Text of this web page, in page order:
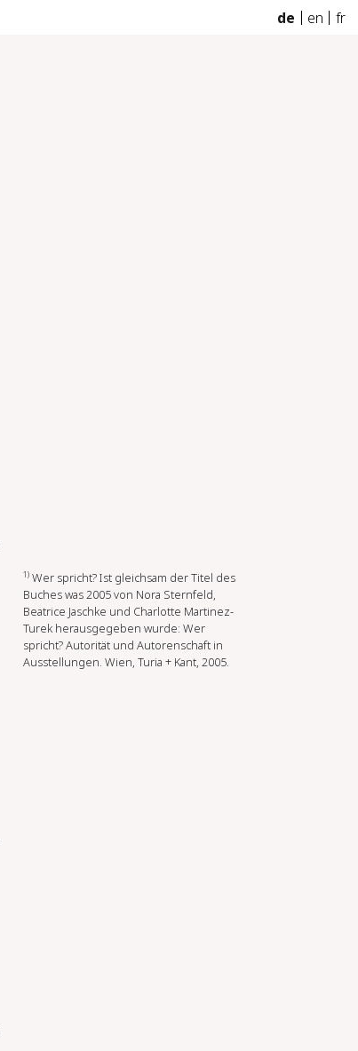
de en fr
1) Wer spricht? Ist gleichsam der Titel des
Buches was 2005 von Nora Sternfeld,
Beatrice Jaschke und Charlotte Martinez-
Turek herausgegeben wurde: Wer
spricht? Autorität und Autorenschaft in
Ausstellungen. Wien, Turia + Kant, 2005.